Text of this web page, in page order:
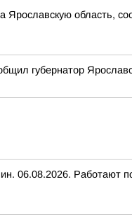
область,
губернатор
06.08.2026. Работают